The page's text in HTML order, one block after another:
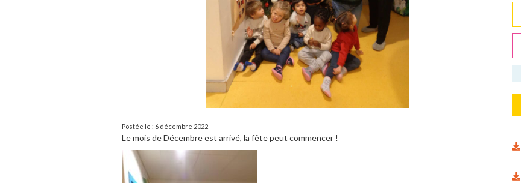
Postée le : 6 décembre 2022
Le mois de Décembre est arrivé, la fête peut commencer !